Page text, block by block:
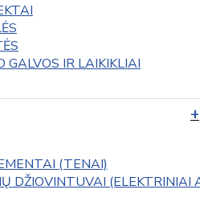
GALVOS IR LAIKIKLIAI
(TENAI)
DŽIOVINTUVAI (ELEKTRINIAI